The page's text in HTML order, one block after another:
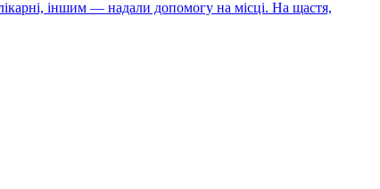
іншим — надали допомогу на місці. На щастя,